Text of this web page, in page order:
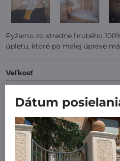
Pyžamo zo stredne hrubého
úpletu, ktoré po malej úprave
Veľkosť
7 dní
27,99 €
Zľava 5,60 €
22,39 €
Dátum